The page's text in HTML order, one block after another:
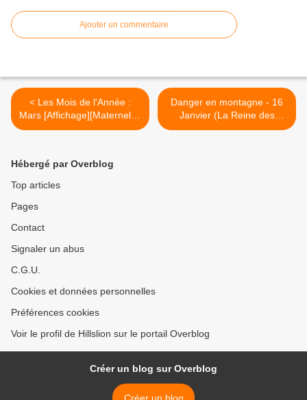
Ajouter un commentaire
< Les Mois de l'Année :
Mars [Affichage][Maternelle]
[CP]
Danger en montagne - 16
Janvier (La Reine des
Neiges - 365 histoires du
Hébergé par Overblog
Top articles
Pages
Contact
Signaler un abus
C.G.U.
Cookies et données personnelles
Préférences cookies
Voir le profil de Hillslion sur le portail Overblog
Créer un blog sur Overblog